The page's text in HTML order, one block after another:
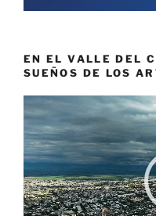
EN EL VALLE DEL
SUEÑOS DE LOS
Reproductor
de
vídeo